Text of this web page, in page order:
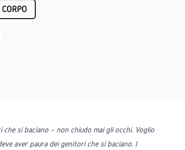
CORPO
si baciano – non chiudo mai gli occhi. Voglio
aver paura dei genitori che si baciano. I